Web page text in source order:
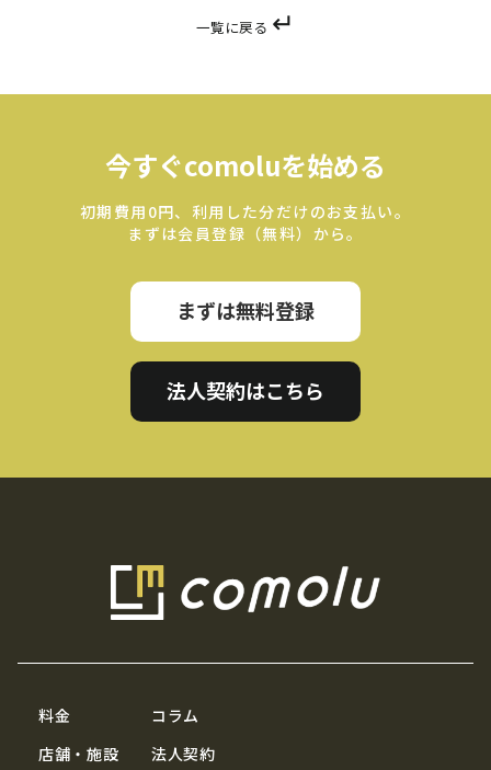
一覧に戻る ↵
今すぐcomoluを始める
初期費用0円、利用した分だけのお支払い。
まずは会員登録（無料）から。
まずは無料登録
法人契約はこちら
料金
店舗・施設
コラム
法人契約